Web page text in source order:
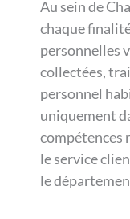
Au sein de
chaque
personnelles
collectées,
personnel
uniquement
compétences
le service
le